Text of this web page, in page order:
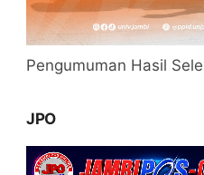
Pengumuman Hasil
JPO